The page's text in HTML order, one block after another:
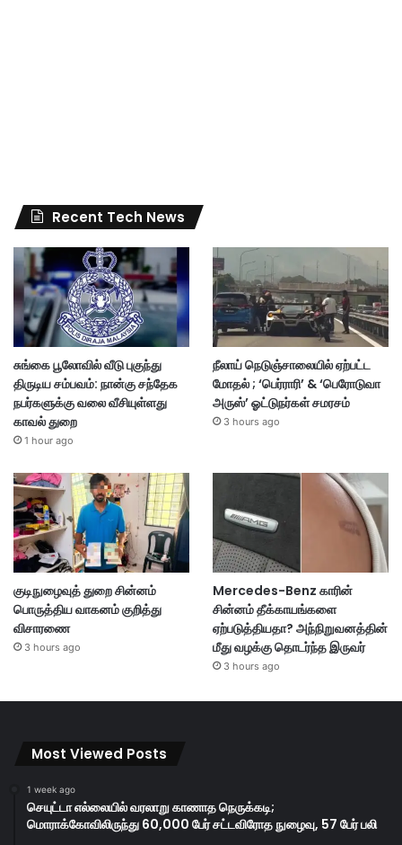
Recent Tech News
சுங்கை பூலோவில் வீடு புகுந்து
திருடிய சம்பவம்: நான்கு சந்தேக
நபர்களுக்கு வலை வீசியுள்ளது
காவல் துறை
1 hour ago
நீலாய் நெடுஞ்சாலையில் ஏற்பட்ட
மோதல் ; ‘பெர்ராரி’ & ‘பெரோடுவா
அருஸ்’ ஓட்டுநர்கள் சமரசம்
3 hours ago
குடிநுழைவுத் துறை சின்னம்
பொருத்திய வாகனம் குறித்து
விசாரணை
3 hours ago
Mercedes-Benz காரின்
சின்னம் தீக்காயங்களை
ஏற்படுத்தியதா? அந்நிறுவனத்தின்
மீது வழக்கு தொடர்ந்த இருவர்
3 hours ago
Most Viewed Posts
1 week ago
செயுட்டா எல்லையில் வரலாறு காணாத நெருக்கடி;
மொராக்கோவிலிருந்து 60,000 பேர் சட்டவிரோத நுழைவு, 57 பேர் பலி